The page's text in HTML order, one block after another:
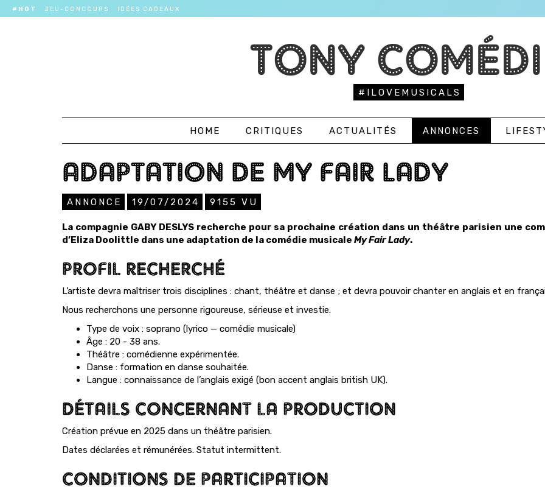
#HOT JEU-CONCOURS IDÉES CADEAUX
TONY
#ILOVEMUSICALS
HOME CRITIQUES ACTUALITÉS ANNONCES
ADAPTATION DE MY FAIR LADY
ANNONCE 19/07/2024 9155 VU
La compagnie GABY DESLYS recherche pour sa prochaine création dans un théâtre parisien une
d’Eliza Doolittle dans une adaptation de la comédie musicale My Fair Lady.
PROFIL RECHERCHÉ
L’artiste devra maîtriser trois disciplines : chant, théâtre et danse ; et devra pouvoir chanter en anglais et en
Nous recherchons une personne rigoureuse, sérieuse et investie.
Type de voix : soprano (lyrico — comédie musicale)
Âge : 20 - 38 ans.
Théâtre : comédienne expérimentée.
Danse : formation en danse souhaitée.
Langue : connaissance de l’anglais exigé (bon accent anglais british UK).
DÉTAILS CONCERNANT LA PRODUCTION
Création prévue en 2025 dans un théâtre parisien.
Dates déclarées et rémunérées. Statut intermittent.
CONDITIONS DE PARTICIPATION